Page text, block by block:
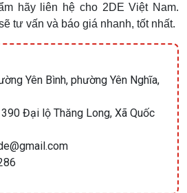
hãy liên hệ cho 2DE Việt Nam.
tư vấn và báo giá nhanh, tốt nhất.
Yên Bình, phường Yên Nghĩa,
Đại lộ Thăng Long, Xã Quốc